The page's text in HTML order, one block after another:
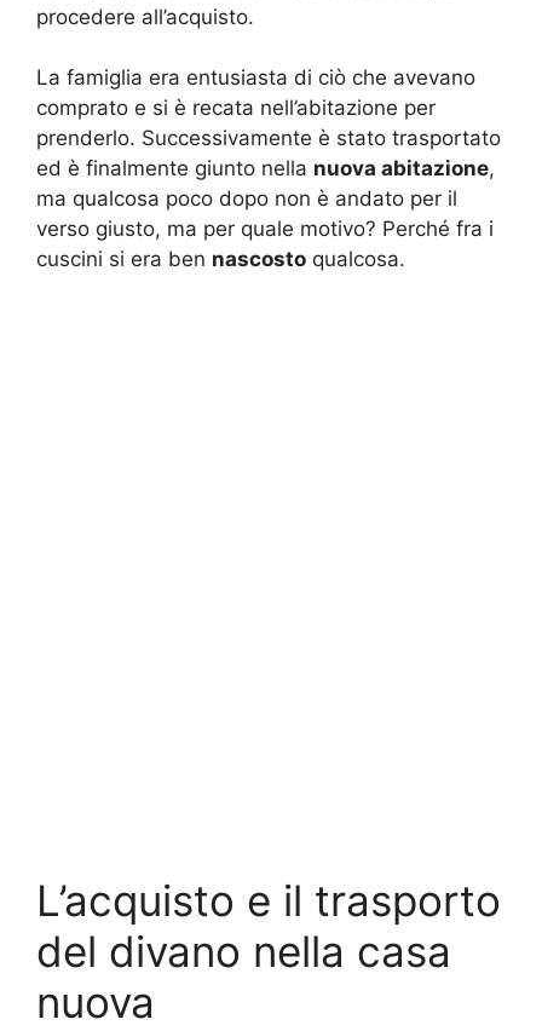
procedere all’acquisto.
La famiglia era entusiasta di ciò che avevano
comprato e si è recata nell’abitazione per
prenderlo. Successivamente è stato trasportato
ed è finalmente giunto nella nuova abitazione,
ma qualcosa poco dopo non è andato per il
verso giusto, ma per quale motivo? Perché fra i
cuscini si era ben nascosto qualcosa.
L’acquisto e il trasporto
del divano nella casa
nuova